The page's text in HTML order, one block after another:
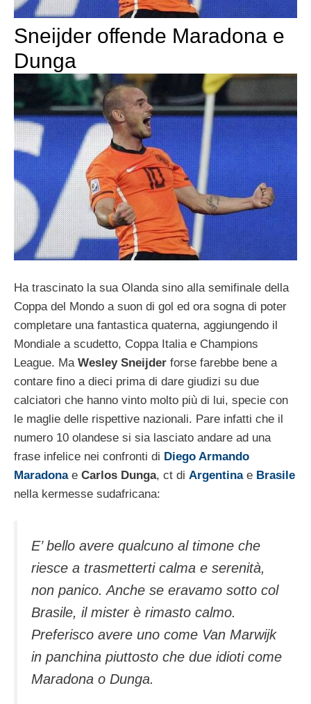
Sneijder offende Maradona e
Dunga
Ha trascinato la sua Olanda sino alla semifinale della
Coppa del Mondo a suon di gol ed ora sogna di poter
completare una fantastica quaterna, aggiungendo il
Mondiale a scudetto, Coppa Italia e Champions
League. Ma Wesley Sneijder forse farebbe bene a
contare fino a dieci prima di dare giudizi su due
calciatori che hanno vinto molto più di lui, specie con
le maglie delle rispettive nazionali. Pare infatti che il
numero 10 olandese si sia lasciato andare ad una
frase infelice nei confronti di Diego Armando
Maradonae Carlos Dunga, ct di Argentinae Brasile
nella kermesse sudafricana:
E’ bello avere qualcuno al timone che
riesce a trasmetterti calma e serenità,
non panico. Anche se eravamo sotto col
Brasile, il mister è rimasto calmo.
Preferisco avere uno come Van Marwijk
in panchina piuttosto che due idioti come
Maradona o Dunga.